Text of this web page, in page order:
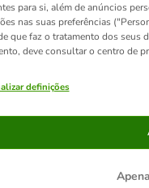
Junior
para si, além de anúncios
nas suas preferências
que faz o tratamento dos seus
deve consultar o centro de
definições